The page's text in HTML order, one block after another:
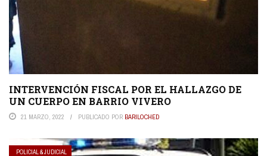
INTERVENCIÓN FISCAL POR EL HALLAZGO DE
UN CUERPO EN BARRIO VIVERO
21 MARZO, 2022 PUBLICADO POR BARILOCHED
POLICIAL & JUDICIAL